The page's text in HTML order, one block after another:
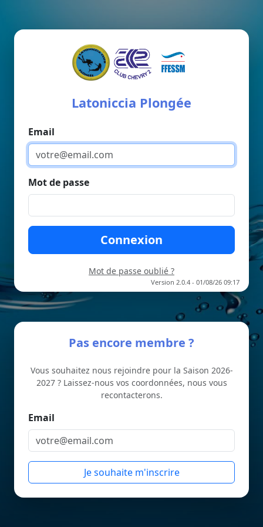
Latoniccia Plongée
Email
Mot de passe
Connexion
Mot de passe oublié ?
Version 2.0.4 - 01/08/26 09:17
Pas encore membre ?
Vous souhaitez nous rejoindre pour la Saison 2026-
2027? Laissez-nous vos coordonnées, nous vous
recontacterons.
Email
Je souhaite m'inscrire